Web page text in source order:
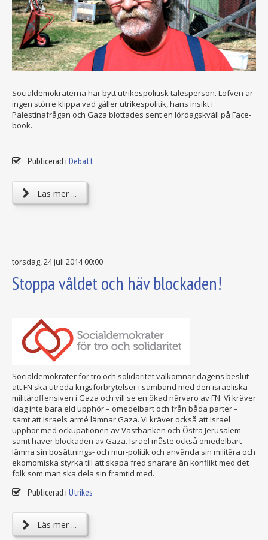
Socialdemokraterna har bytt utrikespolitisk talesperson. Löfven är
ingen större klippa vad gäller utrikespolitik, hans insikt i
Palestinafrågan och Gaza blottades sent en lördagskväll på Face-
book.
Publicerad i Debatt
Läs mer ...
torsdag, 24 juli 2014 00:00
Stoppa våldet och häv blockaden!
Socialdemokrater för tro och solidaritet välkomnar dagens beslut
att FN ska utreda krigsförbrytelser i samband med den israeliska
militäroffensiven i Gaza och vill se en ökad närvaro av FN. Vi kräver
idag inte bara eld upphör – omedelbart och från båda parter –
samt att Israels armé lämnar Gaza. Vi kräver också att Israel
upphör med ockupationen av Västbanken och Östra Jerusalem
samt häver blockaden av Gaza. Israel måste också omedelbart
lämna sin bosättnings- och mur-politik och använda sin militära och
ekomomiska styrka till att skapa fred snarare än konflikt med det
folk som man ska dela sin framtid med.
Publicerad i Utrikes
Läs mer ...